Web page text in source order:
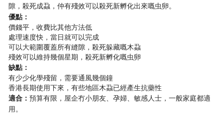
隙，殺死成蝨，仲有殘效可以殺死新孵化出來嘅虫卵。
優點：
價錢平，收費比其他方法低
處理速度快，當日就可以完成
可以大範圍覆蓋所有縫隙，殺死躲藏嘅木蝨
殘效可以維持幾個星期，殺死新孵化嘅虫卵
缺點：
有少少化學殘留，需要通風幾個鐘
香港長期使用下來，有些地區木蝨已經產生抗藥性
適合：預算有限，屋企冇小朋友、孕婦、敏感人士，一般家庭都適
用。